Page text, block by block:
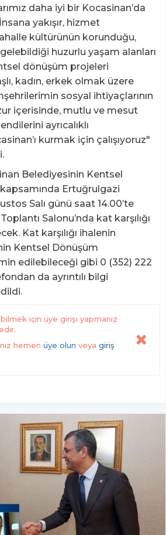
daha iyi bir Kocasinan’da
yakışır, hizmet
kültürünün korunduğu,
huzurlu yaşam alanları
dönüşüm projeleri
kadın, erkek olmak üzere
sosyal ihtiyaçlarının
içerisinde, mutlu ve mesut
ayrıcalıklı
kurmak için çalışıyoruz"
Belediyesinin Kentsel
Ertuğrulgazi
Salı günü saat 14.00’te
Salonu’nda kat karşılığı
Kat karşılığı ihalenin
Kentsel Dönüşüm
edilebileceği gibi 0 (352) 222
da ayrıntılı bilgi
için üye girişi yapmanız
hemen üye olun veya giriş